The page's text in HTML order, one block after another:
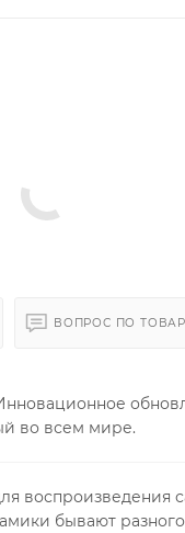
ВОПРОС ПО
во всем мире.
воспроизведения
бывают